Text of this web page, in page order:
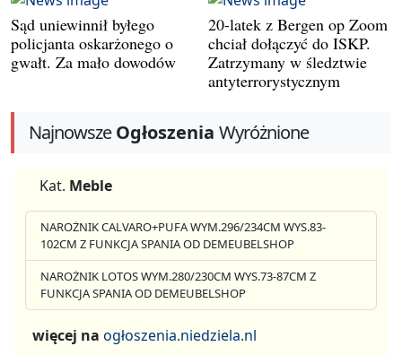
Sąd uniewinnił byłego
policjanta oskarżonego o
gwałt. Za mało dowodów
20-latek z Bergen op Zoom
chciał dołączyć do ISKP.
Zatrzymany w śledztwie
antyterrorystycznym
NajnowszeOgłoszenia Wyróżnione
Kat. Meble
NAROŻNIK CALVARO+PUFA WYM.296/234CM WYS.83-
102CM Z FUNKCJA SPANIA OD DEMEUBELSHOP
NAROŻNIK LOTOS WYM.280/230CM WYS.73-87CM Z
FUNKCJA SPANIA OD DEMEUBELSHOP
więcej na ogłoszenia.niedziela.nl